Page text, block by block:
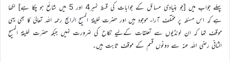
پہلے جواب میں [جو بنیادی مسائل کے جوابات کی قسط نمبر4 اور 5 میں شائع ہو چکا ہے] لکھا
ہے کہ اس مسئلہ پر مختلف آراء موجود ہیں اور حضرت خلیفۃ المسیح الرابع رحمہ اللہ تعالیٰ کا بھی یہی
موقف تھا کہ ان لونڈیوں سے تعلقات کےلیے نکاح کی ضرورت نہیں جبکہ حضرت خلیفۃ المسیح
الثانی رضی اللہ عنہ سے دونوں قسم کے موقف ثابت ہیں۔